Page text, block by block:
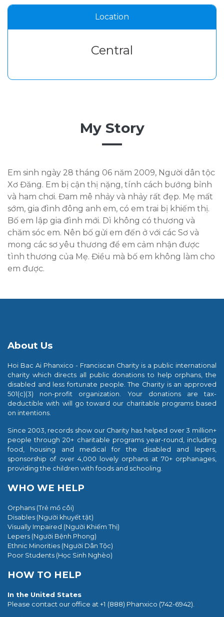
Location
Central
My Story
Em sinh ngày 28 tháng 06 năm 2009, Người dân tộc
Xơ Đăng. Em bị cận thị nặng, tính cách bướng bỉnh
và ham chơi. Đam mê nhảy và nhảy rất đẹp. Mẹ mất
sớm, gia đình đông anh em, có em trai bị khiếm thị.
Bố em lập gia đình mới. Dì không có thương và
chăm sóc em. Nên bố gửi em đến ở với các Sơ và
mong các sơ yêu thương để em cảm nhận được
tình thương của Mẹ. Điều mà bố em không làm cho
em được.
About Us
Hoi Bac Ai Phanxico - Franciscan Charity is a public international
charity which directs all public donations to help orphans, the
disabled and less fortunate people. The Charity is an approved
501(c)(3) non-profit organization. Your donations are tax-
deductible with will go toward our charitable programs based
on intentions.
Since 2003, records show our Charity has helped over 3 million+
people through 20+ charitable programs year-round, including
food, housing and medical for the disabled and lepers,
sponsorship of over 4,000 lovely orphans at 70+ orphanages,
providing the children with foods and schooling.
WHO WE HELP
Orphans (Trẻ mồ côi)
Disables (Người khuyết tật)
Visually Impaired (Người Khiếm Thị)
Lepers (Người Bệnh Phong)
Ethnic Minorities (Người Dân Tộc)
Poor Students (Học Sinh Nghèo)
HOW TO HELP
In the United States
Please contact our office at +1 (888) Phanxico (742-6942).